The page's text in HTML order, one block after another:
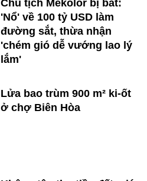
Chủ tịch Mekolor bị bắt:
'Nổ' về 100 tỷ USD làm
đường sắt, thừa nhận
'chém gió dễ vướng lao lý
lắm'
Lửa bao trùm 900 m² ki-ốt
ở chợ Biên Hòa